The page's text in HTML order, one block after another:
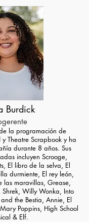
Burdick
la programación de
Theatre Scrapbook y ha
durante 8 años. Sus
incluyen Scrooge,
El libro de la selva, El
durmiente, El rey león,
las maravillas, Grease,
Willy Wonka, Into
the Bestia, Annie, El
Poppins, High School
& Elf.